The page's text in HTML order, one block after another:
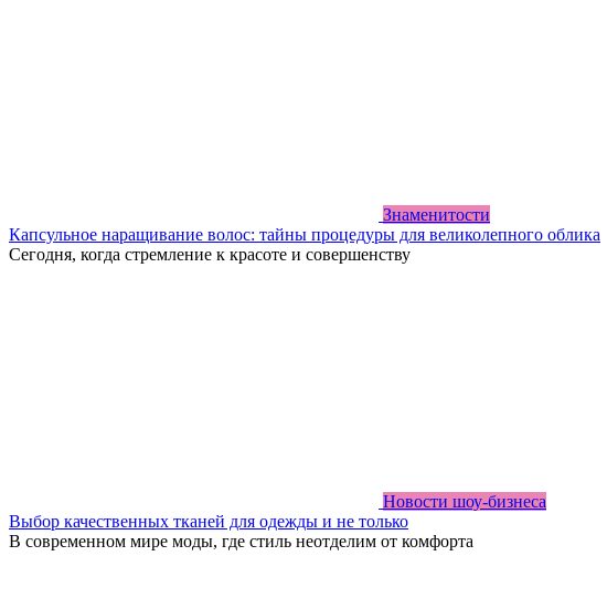
Знаменитости
Капсульное наращивание волос: тайны процедуры для великолепного облика
Сегодня, когда стремление к красоте и совершенству
Новости шоу-бизнеса
Выбор качественных тканей для одежды и не только
В современном мире моды, где стиль неотделим от комфорта